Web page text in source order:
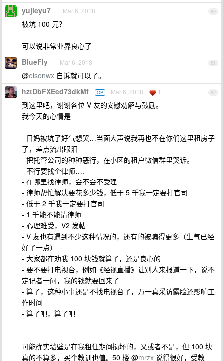
80
yujieyu7 Mar 6, 2018
被坑 100 元？
可以说非常业界良心了
81
BlueFly Mar 6, 2018
@elsonwx 自诉就可以了。
82
hztDbFXEed73dkMf OP Mar 6, 2018 1
到这里吧，谢谢各位 V 友的安慰劝解与鼓励。
我今天的心情是
- 日妈被坑了好气想哭…当面大声说我再也不在你们这里租房子
了，差点流出眼泪
- 把托管公司的种种恶行，在小区的租户微信群里哭诉。
- 不行要找个律师….
- 在哪里找律师，会不会不受理
- 律师帮忙解决要花多少钱，低于 5 千我一定要打官司
- 低于 2 千我一定要打官司
- 1 千能不能请律师
- 心理难受，V2 发帖
- V 友也有遇到不少这种情况的，还有的被骗得更多（生气已经
好了一点）
- 大家都在劝我 100 块钱就算了，还是良心的
- 要不要打电视台，例如《经视直播》让别人来报道一下，说不
定记者一问，我的钱就要回来了
- 算了，这种小事还是不找电视台了，万一真采访露脸还影响工
作时间
- 算了吧，算了吧
可能确实墙壁是在我租住期间损坏的，又或者不是，但 100 块
真的不算多，买个教训也值。50 楼 @mrzx 说得很好，受教